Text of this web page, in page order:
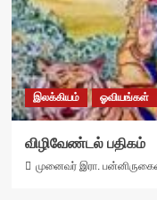
இலக்கியம் ஓவியங்கள்
விழிவேண்டல் பதிகம்
முனைவர் இரா.